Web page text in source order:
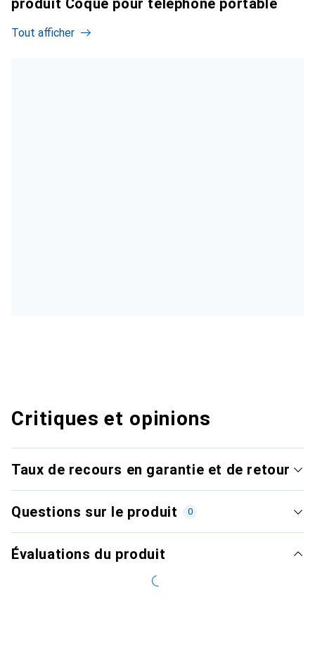
produit Coque pour téléphone portable
Tout afficher
Critiques et opinions
Taux de recours en garantie et de retour
Questions sur le produit 0
Évaluations du produit